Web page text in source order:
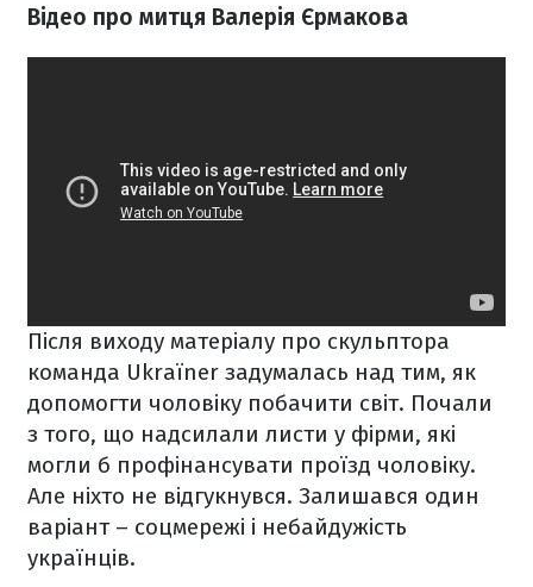
Відео про митця Валерія Єрмакова
Після виходу матеріалу про скульптора
команда Ukraїner задумалась над тим, як
допомогти чоловіку побачити світ. Почали
з того, що надсилали листи у фірми, які
могли б профінансувати проїзд чоловіку.
Але ніхто не відгукнувся. Залишався один
варіант – соцмережі і небайдужість
українців.